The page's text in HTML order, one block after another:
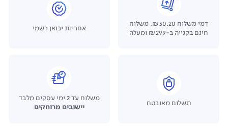
דמי משלוח ₪30.20, משלוח
חינם בקנייה ב-₪299 ומעלה
אחריות יבואן רשמי
תשלום מאובטח
משלוח עד 2 ימי עסקים מלבד
יישובים מרוחקים